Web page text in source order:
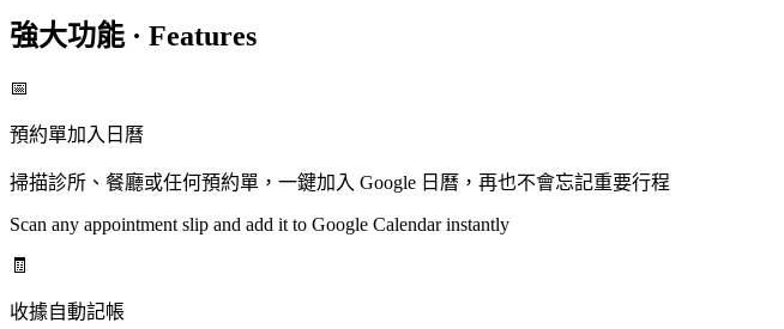
強大功能 · Features
📅
預約單加入日曆
掃描診所、餐廳或任何預約單，一鍵加入 Google 日曆，再也不會忘記重要行程
Scan any appointment slip and add it to Google Calendar instantly
🧾
收據自動記帳